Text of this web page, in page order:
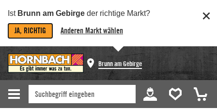
Ist Brunn am Gebirge der richtige Markt?
JA, RICHTIG Anderen Markt wählen
Brunn am Gebirge